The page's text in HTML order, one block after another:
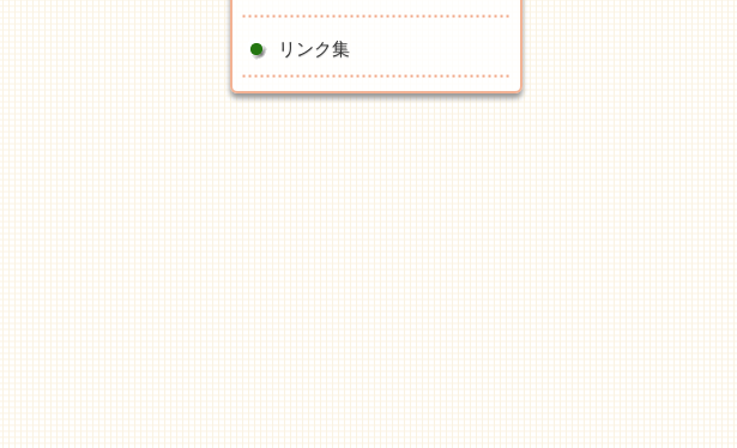
リンク集